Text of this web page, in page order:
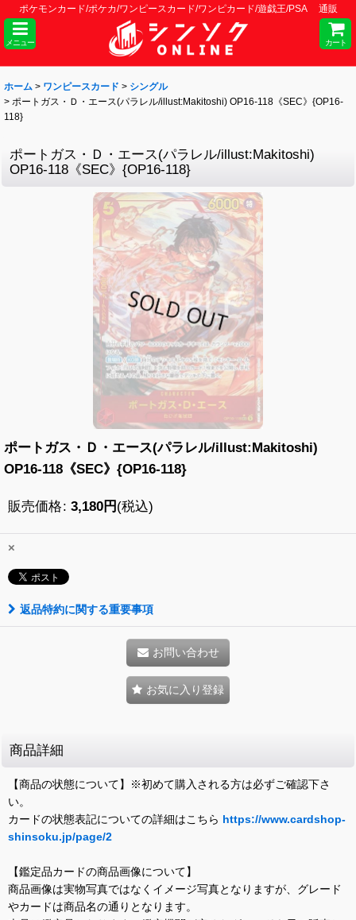
ポケモンカード/ポケカ/ワンピースカード/ワンピカード/遊戯王/PSA 通販
メニュー カート
ホーム > ワンピースカード > シングル
> ポートガス・Ｄ・エース(パラレル/illust:Makitoshi) OP16-118《SEC》{OP16-
118}
ポートガス・Ｄ・エース(パラレル/illust:Makitoshi)
OP16-118《SEC》{OP16-118}
ポートガス・Ｄ・エース(パラレル/illust:Makitoshi)
OP16-118《SEC》{OP16-118}
販売価格: 3,180円 (税込)
×
返品特約に関する重要事項
お問い合わせ
お気に入り登録
商品詳細
【商品の状態について】※初めて購入される方は必ずご確認下さ
い。
カードの状態表記についての詳細はこちら https://www.cardshop-
shinsoku.jp/page/2
【鑑定品カードの商品画像について】
商品画像は実物写真ではなくイメージ写真となりますが、グレード
やカードは商品名の通りとなります。